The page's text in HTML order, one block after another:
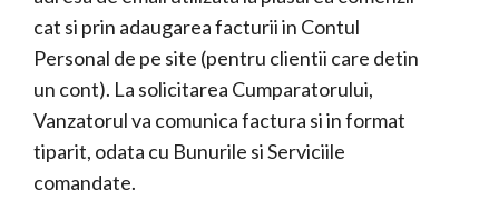
cat si prin adaugarea facturii in Contul
Personal de pe site (pentru clientii care detin
un cont). La solicitarea Cumparatorului,
Vanzatorul va comunica factura si in format
tiparit, odata cu Bunurile si Serviciile
comandate.